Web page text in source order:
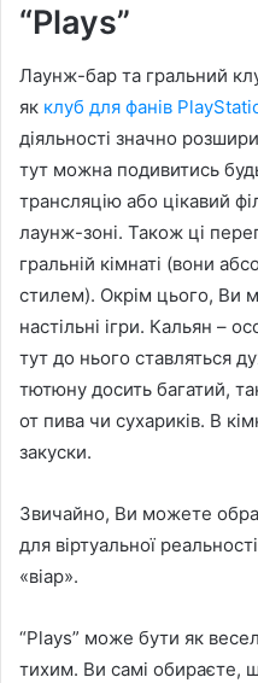
“Plays”
Лаунж-бар та гральний
як клуб для фанів
діяльності значно
тут можна подивитись
трансляцію або цікавий
лаунж-зоні. Також ці
гральній кімнаті (вони
стилем). Окрім цього, Ви
настільні ігри. Кальян –
тут до нього ставляться
тютюну досить багатий,
от пива чи сухариків. В
закуски.
Звичайно, Ви можете
для віртуальної
«віар».
“Plays” може бути як
тихим. Ви самі обираєте,